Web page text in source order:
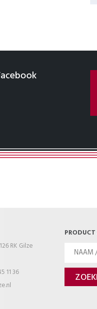
RK Gilze
11 36